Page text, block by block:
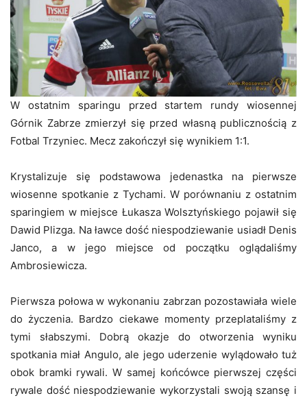
W ostatnim sparingu przed startem rundy wiosennej
Górnik Zabrze zmierzył się przed własną publicznością z
Fotbal Trzyniec. Mecz zakończył się wynikiem 1:1.
Krystalizuje się podstawowa jedenastka na pierwsze
wiosenne spotkanie z Tychami. W porównaniu z ostatnim
sparingiem w miejsce Łukasza Wolsztyńskiego pojawił się
Dawid Plizga. Na ławce dość niespodziewanie usiadł Denis
Janco, a w jego miejsce od początku oglądaliśmy
Ambrosiewicza.
Pierwsza połowa w wykonaniu zabrzan pozostawiała wiele
do życzenia. Bardzo ciekawe momenty przeplataliśmy z
tymi słabszymi. Dobrą okazje do otworzenia wyniku
spotkania miał Angulo, ale jego uderzenie wylądowało tuż
obok bramki rywali. W samej końcówce pierwszej części
rywale dość niespodziewanie wykorzystali swoją szansę i